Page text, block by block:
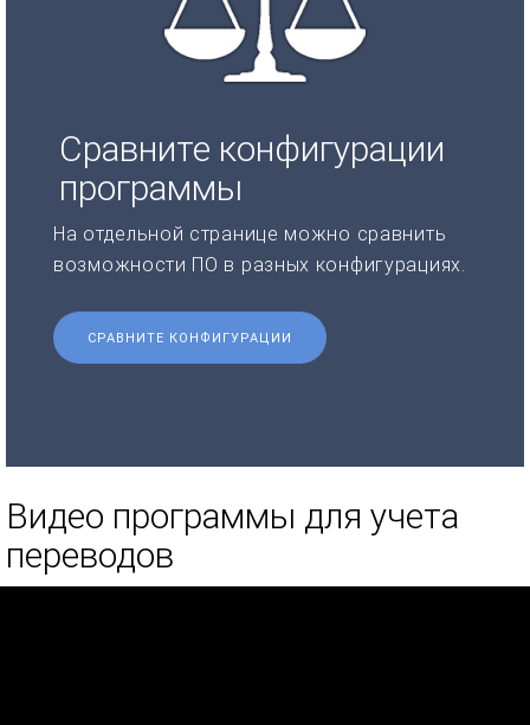
Сравните конфигурации
программы
На отдельной странице можно сравнить
возможности ПО в разных конфигурациях.
СРАВНИТЕ КОНФИГУРАЦИИ
Видео программы для учета
переводов